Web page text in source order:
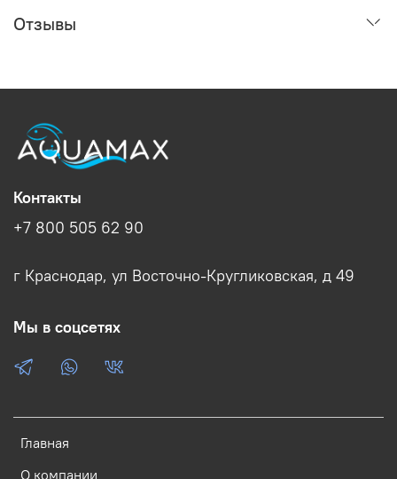
Отзывы
Главная
О компании
Контакты
+7 800 505 62 90
г Краснодар, ул Восточно-Кругликовская, д 49
Мы в соцсетях